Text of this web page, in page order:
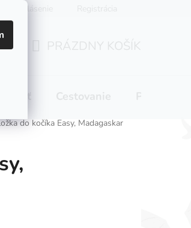
Prihlásenie
do kočíka Easy, Madagaskar